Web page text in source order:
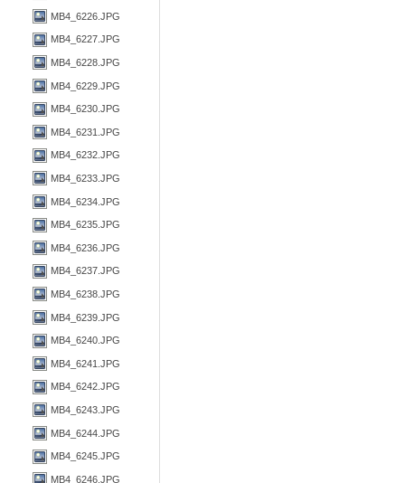
MB4_6226.JPG
MB4_6227.JPG
MB4_6228.JPG
MB4_6229.JPG
MB4_6230.JPG
MB4_6231.JPG
MB4_6232.JPG
MB4_6233.JPG
MB4_6234.JPG
MB4_6235.JPG
MB4_6236.JPG
MB4_6237.JPG
MB4_6238.JPG
MB4_6239.JPG
MB4_6240.JPG
MB4_6241.JPG
MB4_6242.JPG
MB4_6243.JPG
MB4_6244.JPG
MB4_6245.JPG
MB4_6246.JPG